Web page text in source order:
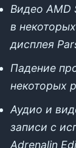
Видео AMD
в
дисплея
Падение
некоторых
Аудио и
записи с
Adrenalin